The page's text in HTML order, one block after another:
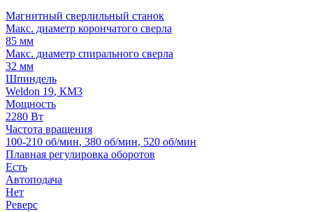
Магнитный сверлильный станок
Макс. диаметр корончатого сверла
85 мм
Макс. диаметр спирального сверла
32 мм
Шпиндель
Weldon 19, КМ3
Мощность
2280 Вт
Частота вращения
100-210 об/мин, 380 об/мин, 520 об/мин
Плавная регулировка оборотов
Есть
Автоподача
Нет
Реверс